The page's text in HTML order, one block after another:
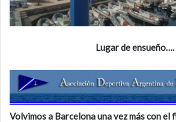
Lugar de ensueño….
Volvimos a Barcelona una vez más con el